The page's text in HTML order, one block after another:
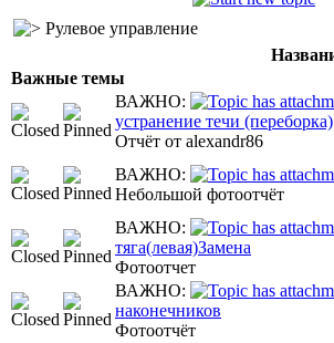
Рулевое управление
Важные темы
ВАЖНО:
устранение течи (переборка)
Отчёт от alexandr86
ВАЖНО:
Небольшой фотоотчёт
ВАЖНО:
тяга(левая)Замена
Фотоотчет
ВАЖНО:
наконечников
Фотоотчёт